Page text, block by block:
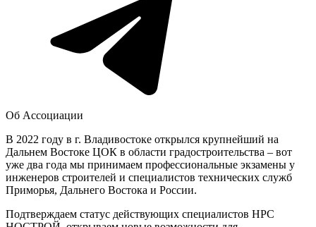
Об Ассоциации
В 2022 году в г. Владивостоке открылся крупнейший на
Дальнем Востоке ЦОК в области градостроительства – вот
уже два года мы принимаем профессиональные экзамены у
инженеров строителей и специалистов технических служб
Приморья, Дальнего Востока и России.
Подтверждаем статус действующих специалистов НРС